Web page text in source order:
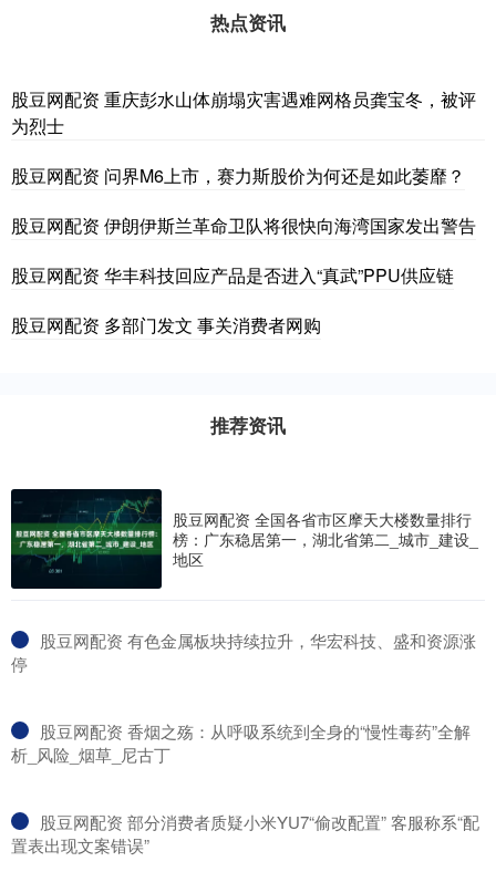
热点资讯
股豆网配资 重庆彭水山体崩塌灾害遇难网格员龚宝冬，被评
为烈士
股豆网配资 问界M6上市，赛力斯股价为何还是如此萎靡？
股豆网配资 伊朗伊斯兰革命卫队将很快向海湾国家发出警告
股豆网配资 华丰科技回应产品是否进入“真武”PPU供应链
股豆网配资 多部门发文 事关消费者网购
推荐资讯
股豆网配资 全国各省市区摩天大楼数量排行
榜：广东稳居第一，湖北省第二_城市_建设_
地区
​股豆网配资 有色金属板块持续拉升，华宏科技、盛和资源涨
停
​股豆网配资 香烟之殇：从呼吸系统到全身的“慢性毒药”全解
析_风险_烟草_尼古丁
​股豆网配资 部分消费者质疑小米YU7“偷改配置” 客服称系“配
置表出现文案错误”